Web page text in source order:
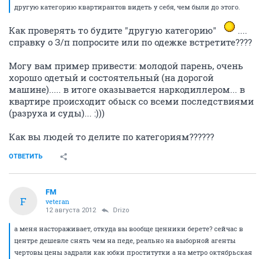
другую категорию квартирантов видеть у себя, чем были до этого.
Как проверять то будите "другую категорию"
....
справку о З/п попросите или по одежке встретите????
Могу вам пример привести: молодой парень, очень
хорошо одетый и состоятельный (на дорогой
машине)..... в итоге оказывается наркодиллером... в
квартире происходит обыск со всеми последствиями
(разруха и суды)... :)))
Как вы людей то делите по категориям??????
ОТВЕТИТЬ
F
FM
veteran
12 августа 2012 Drizo
а меня настораживает, откуда вы вообще ценники берете? сейчас в
центре дешевле снять чем на педе, реально на выборной агенты
чертовы цены задрали как юбки проститутки а на метро октябрьская